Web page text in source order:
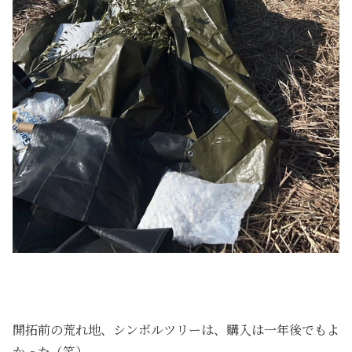
開拓前の荒れ地、シンボルツリーは、購入は一年後でもよ